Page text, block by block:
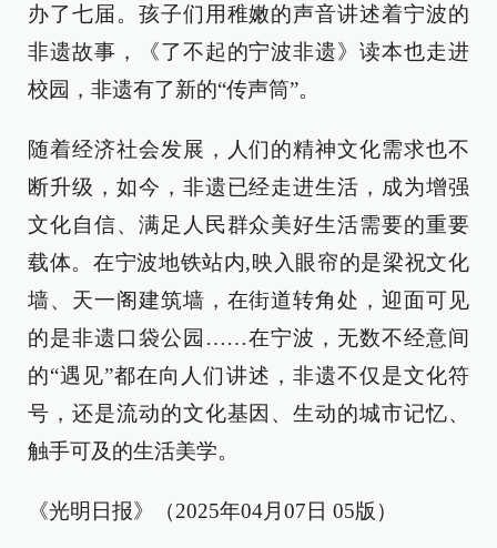
办了七届。孩子们用稚嫩的声音讲述着宁波的
非遗故事，《了不起的宁波非遗》读本也走进
校园，非遗有了新的“传声筒”。
随着经济社会发展，人们的精神文化需求也不
断升级，如今，非遗已经走进生活，成为增强
文化自信、满足人民群众美好生活需要的重要
载体。在宁波地铁站内,映入眼帘的是梁祝文化
墙、天一阁建筑墙，在街道转角处，迎面可见
的是非遗口袋公园……在宁波，无数不经意间
的“遇见”都在向人们讲述，非遗不仅是文化符
号，还是流动的文化基因、生动的城市记忆、
触手可及的生活美学。
《光明日报》（2025年04月07日 05版）